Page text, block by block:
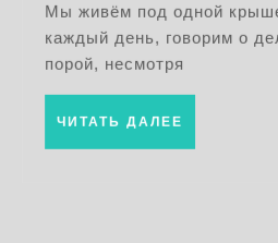
Мы живём под одной
каждый день, говорим о
порой, несмотря
ЧИТАТЬ ДАЛЕЕ